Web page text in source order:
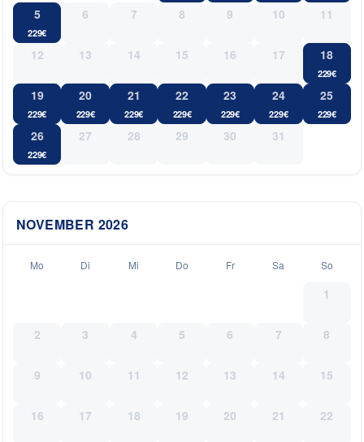
5
229€
6 7 8 9 10 11
12 13 14 15 16 17 18
229€
19
229€
20
229€
21
229€
22
229€
23
229€
24
229€
25
229€
26
229€
27 28 29 30 31
NOVEMBER 2026
Mo Di Mi Do Fr Sa So
1
2 3 4 5 6 7 8
9 10 11 12 13 14 15
16 17 18 19 20 21 22